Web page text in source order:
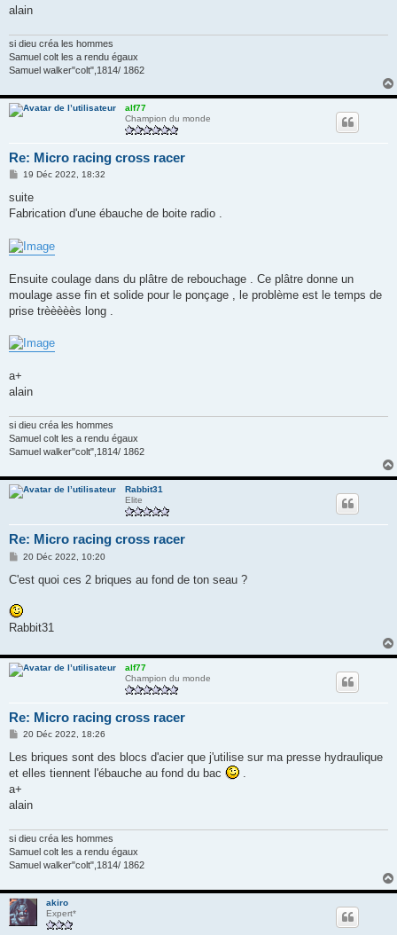
alain
si dieu créa les hommes
Samuel colt les a rendu égaux
Samuel walker"colt",1814/ 1862
alf77
Champion du monde
Re: Micro racing cross racer
M
s
a
e
19 Déc 2022, 18:32
suite
Fabrication d'une ébauche de boite radio .
Ensuite coulage dans du plâtre de rebouchage . Ce plâtre donne un
moulage asse fin et solide pour le ponçage , le problème est le temps de
prise trèèèèès long .
a+
alain
si dieu créa les hommes
Samuel colt les a rendu égaux
Samuel walker"colt",1814/ 1862
Rabbit31
Elite
Re: Micro racing cross racer
M
s
g
e
20 Déc 2022, 10:20
C'est quoi ces 2 briques au fond de ton seau ?
Rabbit31
alf77
Champion du monde
Re: Micro racing cross racer
M
s
a
g
20 Déc 2022, 18:26
Les briques sont des blocs d'acier que j'utilise sur ma presse hydraulique
et elles tiennent l'ébauche au fond du bac
.
a+
alain
si dieu créa les hommes
Samuel colt les a rendu égaux
Samuel walker"colt",1814/ 1862
akiro
Expert*